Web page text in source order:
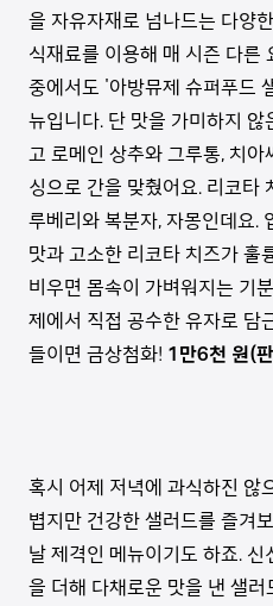
을 자유자재로 넘나드는 다양
식재료를 이용해 매 시즌 다른
중에서도 '아방뮤제 슈퍼푸드
뉴입니다. 단 맛을 가미하지
고 로메인 상추와 그루통, 치
싱으로 간을 맞췄어요. 리코타
루베리와 복분자, 자몽인데요.
맛과 고소한 리코타 치즈가 훌
비우면 몸속이 가벼워지는 기
제에서 직접 공수한 유자로 담
들이면 금상첨화! 1만6천 원(
혹시 어제 저녁에 과식하진 않
볍지만 건강한 샐러드를 즐겨
날 제격인 메뉴이기도 하죠.
을 더해 다채로운 맛을 낸 샐